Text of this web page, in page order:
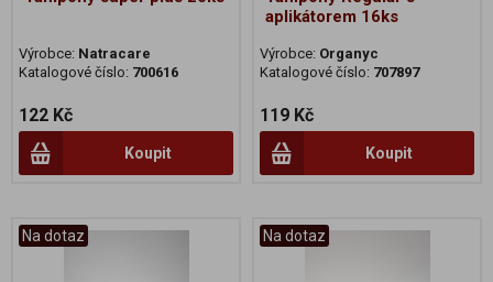
Výrobce: Natracare
Katalogové číslo: 700616
122 Kč
Koupit
aplikátorem 16ks
Výrobce: Organyc
Katalogové číslo: 707897
119 Kč
Koupit
Na dotaz Na dotaz